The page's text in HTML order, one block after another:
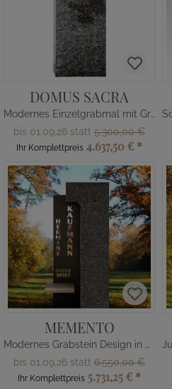
DOMUS SACRA
Modernes Einzelgrabmal mit Granit & Bronze
bis 01.09.26 statt 5.300,00 €
Ihr Komplettpreis 4.637,50 € *
MEMENTO
Modernes Grabstein Design in Granit & Metall für ein Einzelgrab
bis 01.09.26 statt 6.550,00 €
Ihr Komplettpreis 5.731,25 € *